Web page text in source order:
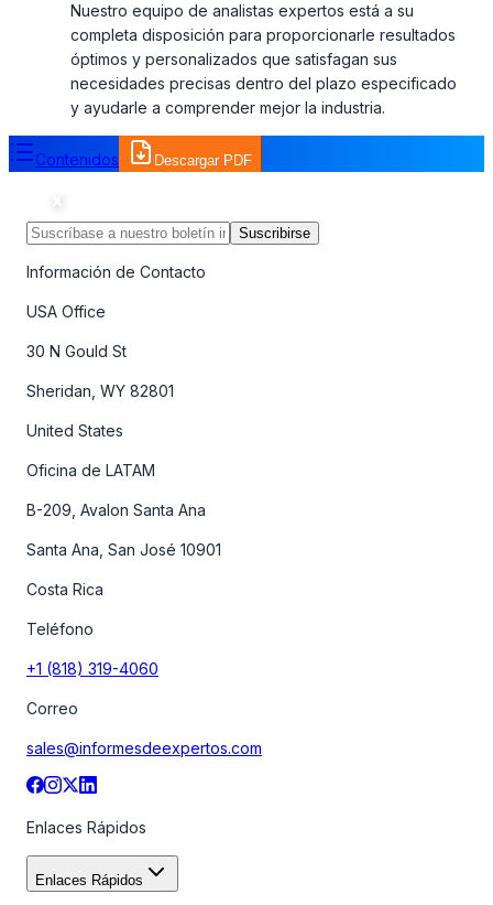
Nuestro equipo de analistas expertos está a su
completa disposición para proporcionarle resultados
óptimos y personalizados que satisfagan sus
necesidades precisas dentro del plazo especificado
y ayudarle a comprender mejor la industria.
Contenidos Descargar PDF
Suscribirse
Información de Contacto
USA Office
30 N Gould St
Sheridan, WY 82801
United States
Oficina de LATAM
B-209, Avalon Santa Ana
Santa Ana, San José 10901
Costa Rica
Teléfono
+1 (818) 319-4060
Correo
sales@informesdeexpertos.com
Enlaces Rápidos
Enlaces Rápidos